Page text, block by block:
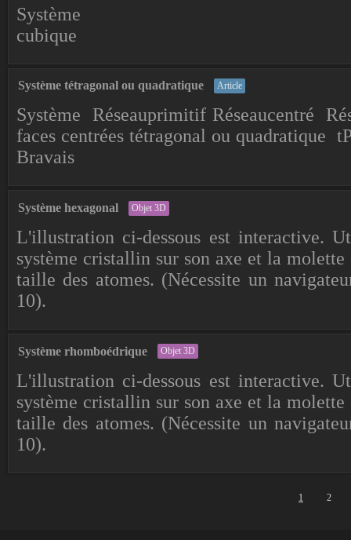
Système
cubique
Système tétragonal ou quadratique Article
Système Réseauprimitif Réseaucentré
faces centrées tétragonal ou
Bravais
Système hexagonal Objet 3D
L'illustration ci-dessous est interactive.
système cristallin sur son axe et la
taille des atomes. (Nécessite un
10).
Système rhomboédrique Objet 3D
L'illustration ci-dessous est interactive.
système cristallin sur son axe et la
taille des atomes. (Nécessite un
10).
1 2